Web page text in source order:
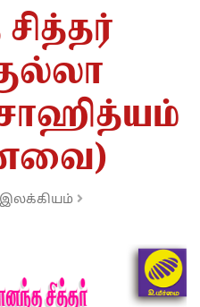
இலக்கியம்